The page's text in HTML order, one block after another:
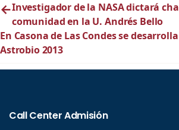
←Investigador de la NASA dictará
comunidad en la U. Andrés Bello
En Casona de Las Condes se
Astrobio 2013